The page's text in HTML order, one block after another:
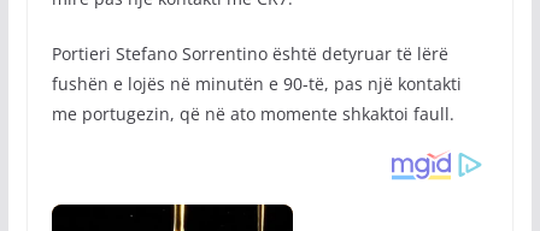
Portieri Stefano Sorrentino është detyruar të lërë
fushën e lojës në minutën e 90-të, pas një kontakti
me portugezin, që në ato momente shkaktoi faull.